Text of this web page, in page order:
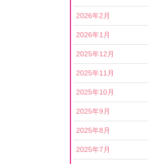
2026年2月
2026年1月
2025年12月
2025年11月
2025年10月
2025年9月
2025年8月
2025年7月